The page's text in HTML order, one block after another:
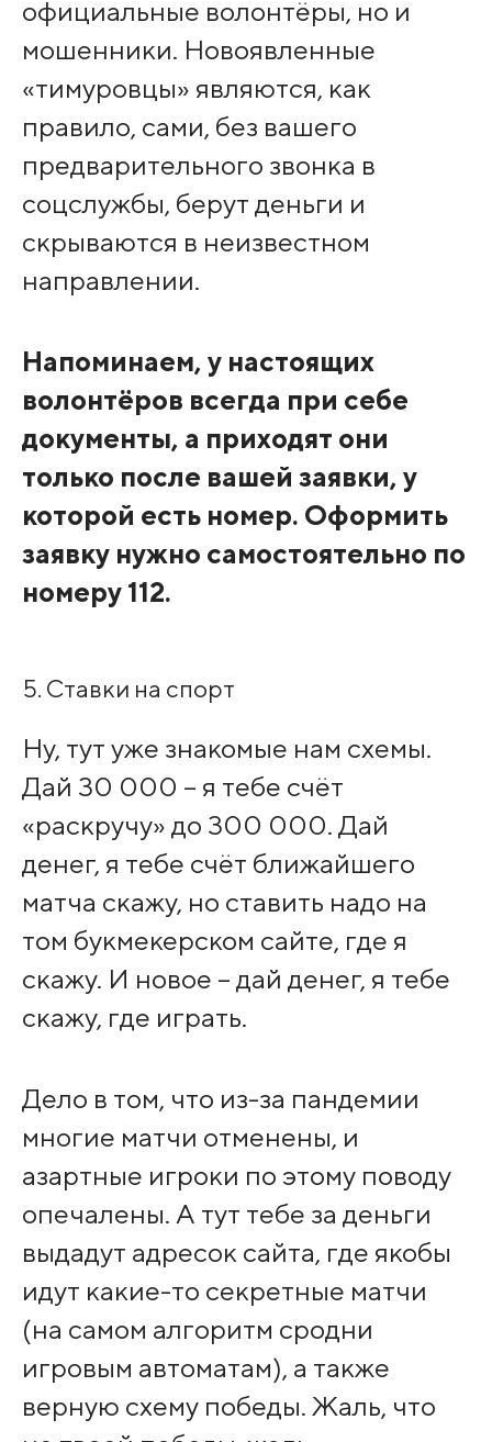
официальные волонтёры, но и
мошенники. Новоявленные
«тимуровцы» являются, как
правило, сами, без вашего
предварительного звонка в
соцслужбы, берут деньги и
скрываются в неизвестном
направлении.
Напоминаем, у настоящих
волонтёров всегда при себе
документы, а приходят они
только после вашей заявки, у
которой есть номер. Оформить
заявку нужно самостоятельно по
номеру 112.
5. Ставки на спорт
Ну, тут уже знакомые нам схемы.
Дай 30 000 – я тебе счёт
«раскручу» до 300 000. Дай
денег, я тебе счёт ближайшего
матча скажу, но ставить надо на
том букмекерском сайте, где я
скажу. И новое – дай денег, я тебе
скажу, где играть.
Дело в том, что из-за пандемии
многие матчи отменены, и
азартные игроки по этому поводу
опечалены. А тут тебе за деньги
выдадут адресок сайта, где якобы
идут какие-то секретные матчи
(на самом алгоритм сродни
игровым автоматам), а также
верную схему победы. Жаль, что